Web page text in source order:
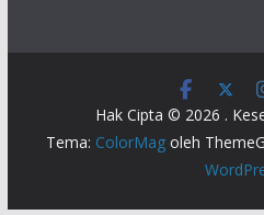
Hak Cipta © 2026 .
Tema: ColorMagoleh